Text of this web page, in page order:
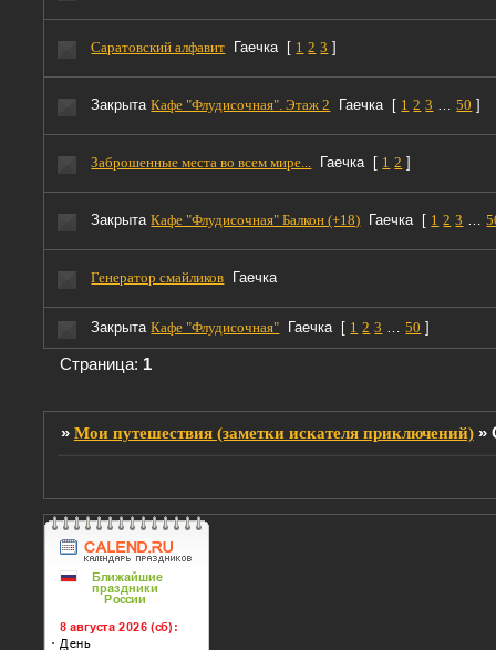
Саратовский алфавит Гаечка [ 1 2 3 ]
ЗакрытаКафе "Флудисочная". Этаж 2 Гаечка [ 1 2 3 … 50 ]
Заброшенные места во всем мире... Гаечка [ 1 2 ]
ЗакрытаКафе "Флудисочная" Балкон (+18) Гаечка [ 1 2 3 …
Генератор смайликов Гаечка
ЗакрытаКафе "Флудисочная" Гаечка [ 1 2 3 … 50 ]
Страница: 1
» Мои путешествия (заметки искателя приключений) »